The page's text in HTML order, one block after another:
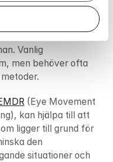
ofta, men inte
behandling som
Vanlig
men behöver ofta
(Eye Movement
kan hjälpa till att
ligger till grund för
den
situationer och